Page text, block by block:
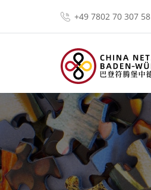
+49 7802 70 307 58